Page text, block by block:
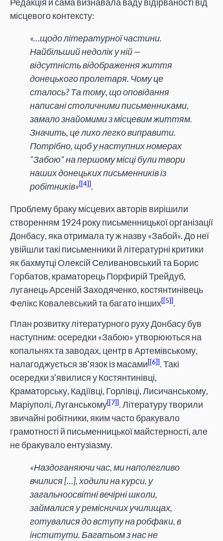
місцевого контексту:
«…щодо літературної частини.
Найбільший недолік у ній —
відсутність відображення життя
донецького пролетаря. Чому це
сталось? Та тому, що оповідання
написані столичними письменниками,
замало знайомими з місцевим життям.
Значить, це лихо легко виправити.
Потрібно, щоб у наступних номерах
"Забою" на першому місці були твори
наших донецьких письменників із
робітників» [4] .
Проблему браку місцевих авторів вирішили
створенням 1924 року письменницької організації
Донбасу, яка отримала ту ж назву «Забой». До неї
увійшли такі письменники й літературні критики
як бахмутці Олексій Селивановський та Борис
Горбатов, краматорець Порфирій Трейдуб,
луганець Арсеній Заходяченко, костянтинівець
Фелікс Ковалевський та багато інших [5] .
План розвитку літературного руху Донбасу був
наступним: осередки «Забою» утворюються на
копальнях та заводах, центр в Артемівському,
налагоджується зв'язок із масами [6] . Такі
осередки з'явилися у Костянтинівці,
Краматорську, Кадіївці, Горлівці, Лисичанському,
Маріуполі, Луганському [7] . Літературу творили
звичайні робітники, яким часто бракувало
грамотності й письменницької майстерності, але
не бракувало ентузіазму.
«Наздоганяючи час, ми наполегливо
вчилися […], ходили на курси, у
загальноосвітні вечірні школи,
займалися у ремісничих училищах,
готувалися до вступу на робфаки, в
інститути. Багатьом з нас не